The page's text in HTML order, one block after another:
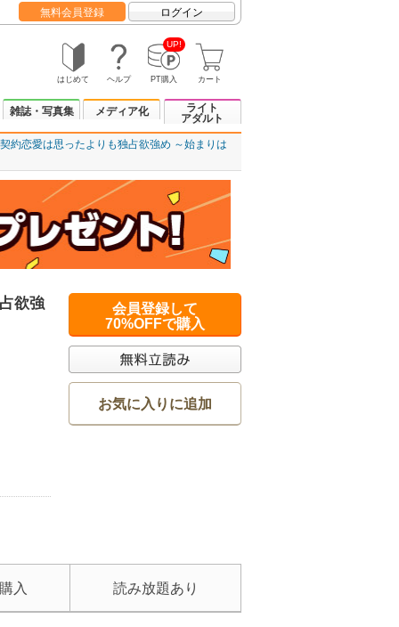
無料会員登録 ログイン
はじめて ヘルプ
UP!
PT購入 カート
雑誌・写真集 メディア化
ライト
アダルト
約恋愛は思ったよりも独占欲強め ～始まりは
欲強
会員登録して
70%OFFで購入
お気に入りに追加
入 読み放題あり